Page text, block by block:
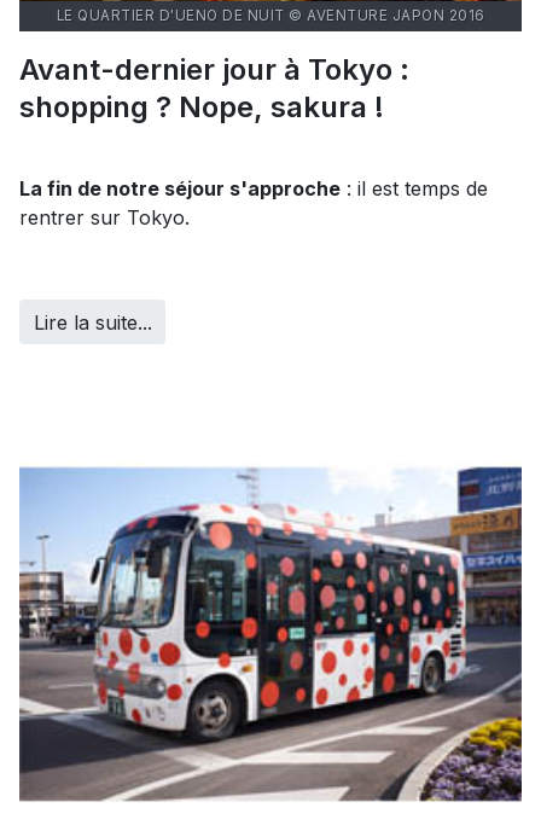
LE QUARTIER D'UENO DE NUIT © AVENTURE JAPON 2016
Avant-dernier jour à Tokyo :
shopping ? Nope, sakura !
La fin de notre séjour s'approche : il est temps de
rentrer sur Tokyo.
Lire la suite...